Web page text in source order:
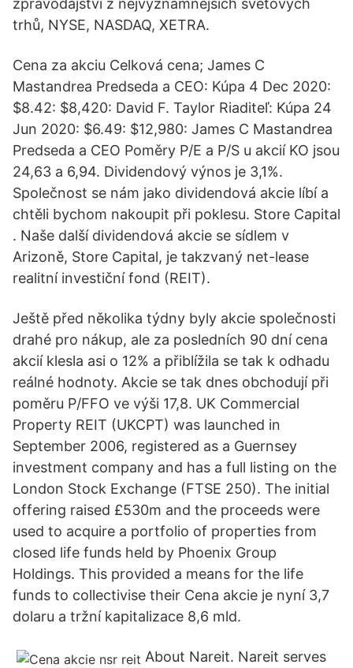
zpravodajství z nejvýznamnějších světových
trhů, NYSE, NASDAQ, XETRA.
Cena za akciu Celková cena; James C
Mastandrea Predseda a CEO: Kúpa 4 Dec 2020:
$8.42: $8,420: David F. Taylor Riaditeľ: Kúpa 24
Jun 2020: $6.49: $12,980: James C Mastandrea
Predseda a CEO Poměry P/E a P/S u akcií KO jsou
24,63 a 6,94. Dividendový výnos je 3,1%.
Společnost se nám jako dividendová akcie líbí a
chtěli bychom nakoupit při poklesu. Store Capital
. Naše další dividendová akcie se sídlem v
Arizoně, Store Capital, je takzvaný net-lease
realitní investiční fond (REIT).
Ještě před několika týdny byly akcie společnosti
drahé pro nákup, ale za posledních 90 dní cena
akcií klesla asi o 12% a přiblížila se tak k odhadu
reálné hodnoty. Akcie se tak dnes obchodují při
poměru P/FFO ve výši 17,8. UK Commercial
Property REIT (UKCPT) was launched in
September 2006, registered as a Guernsey
investment company and has a full listing on the
London Stock Exchange (FTSE 250). The initial
offering raised £530m and the proceeds were
used to acquire a portfolio of properties from
closed life funds held by Phoenix Group
Holdings. This provided a means for the life
funds to collectivise their Cena akcie je nyní 3,7
dolaru a tržní kapitalizace 8,6 mld.
About Nareit. Nareit serves